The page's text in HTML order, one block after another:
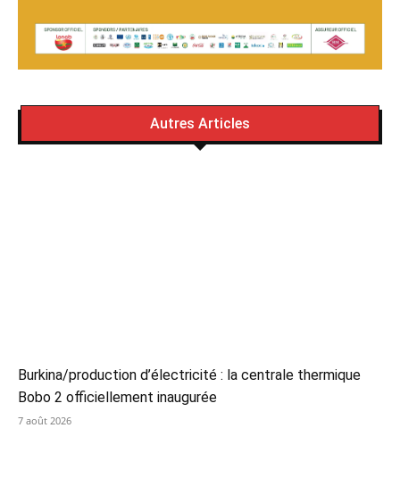
Autres Articles
Burkina/production d’électricité : la centrale thermique
Bobo 2 officiellement inaugurée
7 août 2026